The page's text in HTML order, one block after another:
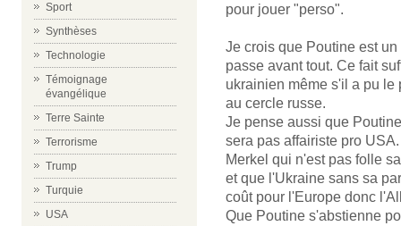
Sport
Synthèses
Technologie
Témoignage
évangélique
Terre Sainte
Terrorisme
Trump
Turquie
USA
pour jouer "perso".
Je crois que Poutine est
passe avant tout. Ce fait
ukrainien même s'il a pu le
au cercle russe.
Je pense aussi que
sera pas affairiste pro
Merkel qui n'est pas folle
et que l'Ukraine sans sa
coût pour l'Europe donc
Que Poutine s'abstienne